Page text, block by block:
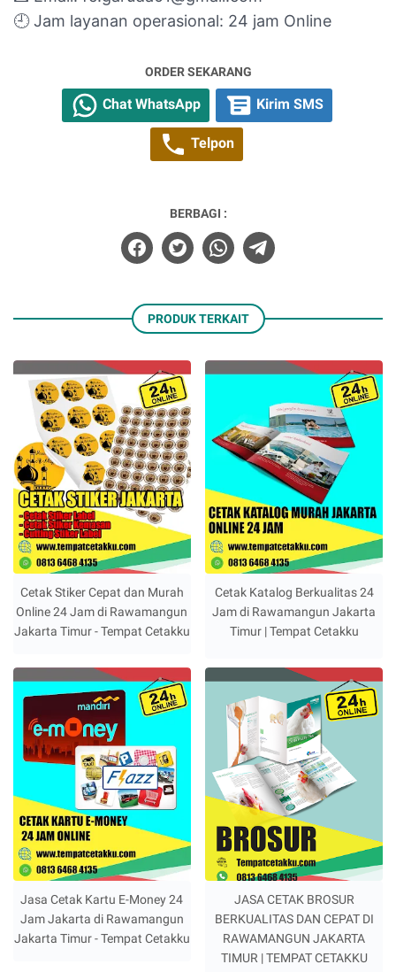
🕘 Jam layanan operasional: 24 jam Online
ORDER SEKARANG
Chat WhatsApp Kirim SMS
Telpon
BERBAGI :
PRODUK TERKAIT
Cetak Stiker Cepat dan Murah
Online 24 Jam di Rawamangun
Jakarta Timur - Tempat Cetakku
Cetak Katalog Berkualitas 24
Jam di Rawamangun Jakarta
Timur | Tempat Cetakku
Jasa Cetak Kartu E-Money 24
Jam Jakarta di Rawamangun
Jakarta Timur - Tempat Cetakku
JASA CETAK BROSUR
BERKUALITAS DAN CEPAT DI
RAWAMANGUN JAKARTA
TIMUR | TEMPAT CETAKKU